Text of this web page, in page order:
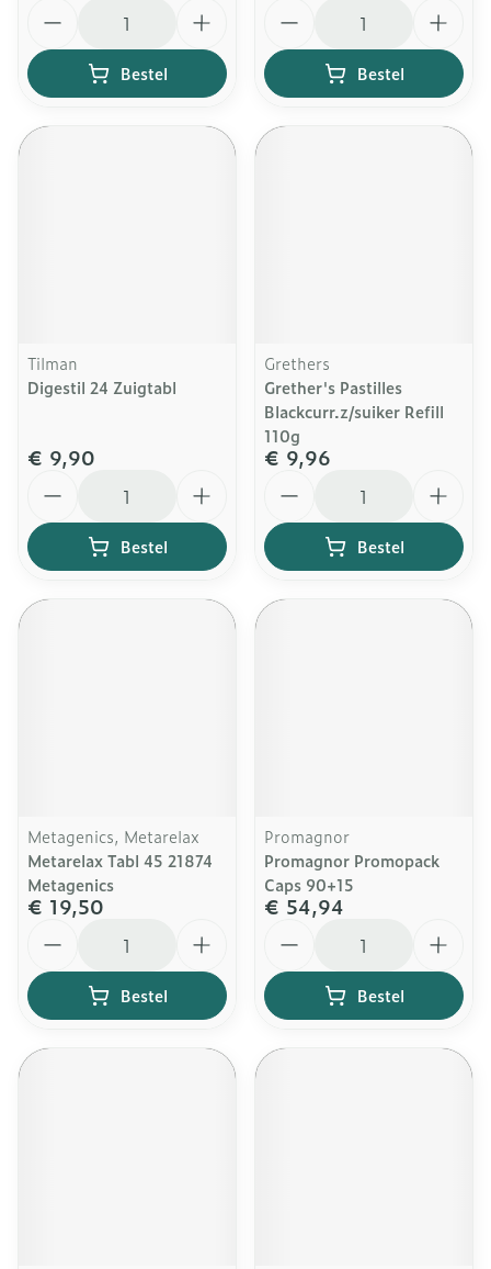
Bestel Bestel
Tilman
Digestil 24 Zuigtabl
€ 9,90
Bestel
Grethers
Grether's Pastilles
Blackcurr.z/suiker Refill
110g
€ 9,96
Bestel
Metagenics, Metarelax
Metarelax Tabl 45 21874
Metagenics
€ 19,50
Bestel
Promagnor
Promagnor Promopack
Caps 90+15
€ 54,94
Bestel